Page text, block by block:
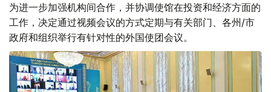
为进一步加强机构间合作，并协调使馆在投资和经济方面的
工作，决定通过视频会议的方式定期与有关部门、各州/市
政府和组织举行有针对性的外国使团会议。